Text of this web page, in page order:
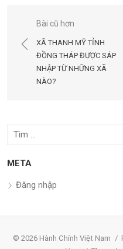
Điều
hướng
viết
Bài cũ hơn
XÃ THANH MỸ TỈNH
ĐỒNG THÁP ĐƯỢC SÁP
NHẬP TỪ NHỮNG XÃ
NÀO?
Tìm
quả
META
Đăng nhập
© 2026 Hành Chính Việt Nam /